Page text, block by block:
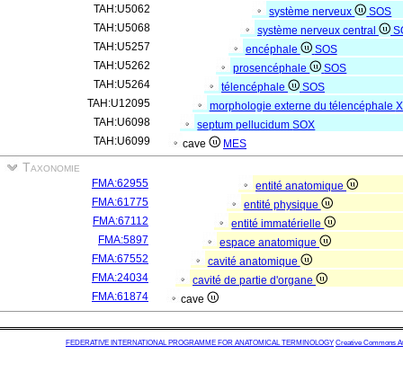
TAH:U5062
système nerveux
SOS
TAH:U5068
système nerveux central
TAH:U5257
encéphale
SOS
TAH:U5262
prosencéphale
SOS
TAH:U5264
télencéphale
SOS
TAH:U12095
morphologie externe du télencéphale
TAH:U6098
septum pellucidumSOX
TAH:U6099
cave MES
Taxonomie
FMA:62955
entité anatomique
FMA:61775
entité physique
FMA:67112
entité immatérielle
FMA:5897
espace anatomique
FMA:67552
cavité anatomique
FMA:24034
cavité de partie d'organe
FMA:61874
cave
FEDERATIVE INTERNATIONAL PROGRAMME FOR ANATOMICAL TERMINOLOGY Creative Commons